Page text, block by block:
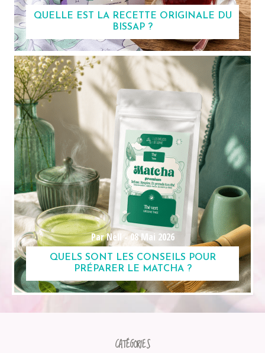
QUELLE EST LA RECETTE ORIGINALE DU
BISSAP ?
Par Nell -08 Mai 2026
QUELS SONT LES CONSEILS POUR
PRÉPARER LE MATCHA ?
CATÉGORIES